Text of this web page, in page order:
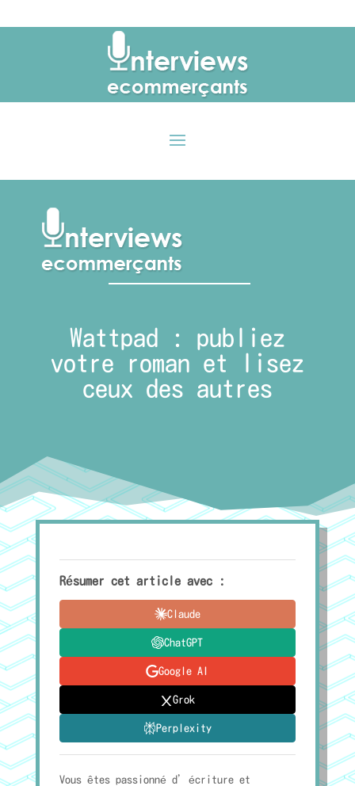
Wattpad : publiez
votre roman et lisez
ceux des autres
Résumer cet article avec :
Claude
ChatGPT
Google AI
Grok
Perplexity
Vous êtes passionné d’écriture et